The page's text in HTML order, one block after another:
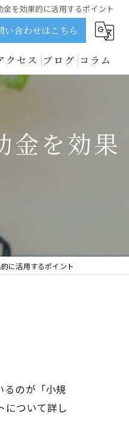
を効果的に活用するポイント
い合わせはこちら
スト
クセス ブログ コラム
金を効果
に活用するポイント
るのが「小規
について詳し